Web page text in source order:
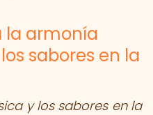
la armonía
sabores en la
y los sabores en la